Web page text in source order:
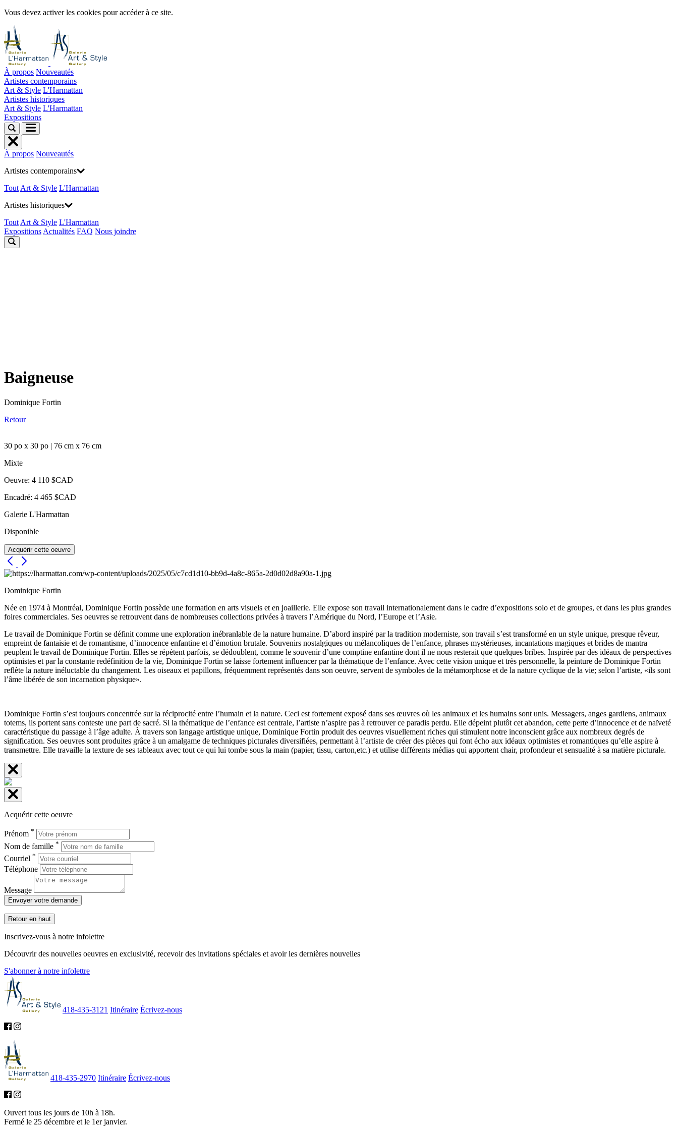
Vous devez activer les cookies pour accéder à ce site.
À propos Nouveautés
Artistes contemporains
Art & Style L'Harmattan
Artistes historiques
Art & Style L'Harmattan
Expositions
À propos Nouveautés
Artistes contemporains
Tout Art & Style L'Harmattan
Artistes historiques
Tout Art & Style L'Harmattan
Expositions Actualités FAQ Nous joindre
Baigneuse
Dominique Fortin
Retour
30 po x 30 po | 76 cm x 76 cm
Mixte
Oeuvre: 4 110 $CAD
Encadré: 4 465 $CAD
Galerie L'Harmattan
Disponible
Acquérir cette oeuvre
Dominique Fortin
Née en 1974 à Montréal, Dominique Fortin possède une formation en arts visuels et en joaillerie. Elle expose son travail internationalement dans le cadre d’expositions solo et de groupes, et dans les plus grandes
foires commerciales. Ses oeuvres se retrouvent dans de nombreuses collections privées à travers l’Amérique du Nord, l’Europe et l’Asie.
Le travail de Dominique Fortin se définit comme une exploration inébranlable de la nature humaine. D’abord inspiré par la tradition moderniste, son travail s’est transformé en un style unique, presque rêveur,
empreint de fantaisie et de romantisme, d’innocence enfantine et d’émotion brutale. Souvenirs nostalgiques ou mélancoliques de l’enfance, phrases mystérieuses, incantations magiques et brides de mantra
peuplent le travail de Dominique Fortin. Elles se répètent parfois, se dédoublent, comme le souvenir d’une comptine enfantine dont il ne nous resterait que quelques bribes. Inspirée par des idéaux de perspectives
optimistes et par la constante redéfinition de la vie, Dominique Fortin se laisse fortement influencer par la thématique de l’enfance. Avec cette vision unique et très personnelle, la peinture de Dominique Fortin
reflète la nature inéluctable du changement. Les oiseaux et papillons, fréquemment représentés dans son oeuvre, servent de symboles de la métamorphose et de la nature cyclique de la vie; selon l’artiste, «ils sont
l’âme libérée de son incarnation physique».
Dominique Fortin s’est toujours concentrée sur la réciprocité entre l’humain et la nature. Ceci est fortement exposé dans ses œuvres où les animaux et les humains sont unis. Messagers, anges gardiens, animaux
totems, ils portent sans conteste une part de sacré. Si la thématique de l’enfance est centrale, l’artiste n’aspire pas à retrouver ce paradis perdu. Elle dépeint plutôt cet abandon, cette perte d’innocence et de naïveté
caractéristique du passage à l’âge adulte. À travers son langage artistique unique, Dominique Fortin produit des oeuvres visuellement riches qui stimulent notre inconscient grâce aux nombreux degrés de
signification. Ses oeuvres sont produites grâce à un amalgame de techniques picturales diversifiées, permettant à l’artiste de créer des pièces qui font écho aux idéaux optimistes et romantiques qu’elle aspire à
transmettre. Elle travaille la texture de ses tableaux avec tout ce qui lui tombe sous la main (papier, tissu, carton,etc.) et utilise différents médias qui apportent chair, profondeur et sensualité à sa matière picturale.
Acquérir cette oeuvre
Prénom *
Nom de famille *
Courriel *
Téléphone
Message
Envoyer votre demande
Retour en haut
Inscrivez-vous à notre infolettre
Découvrir des nouvelles oeuvres en exclusivité, recevoir des invitations spéciales et avoir les dernières nouvelles
S'abonner à notre infolettre
418-435-3121 Itinéraire Écrivez-nous
418-435-2970 Itinéraire Écrivez-nous
Ouvert tous les jours de 10h à 18h.
Fermé le 25 décembre et le 1er janvier.